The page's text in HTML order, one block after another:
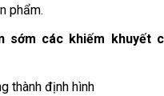
phẩm.
sớm các khiếm khuyết
thành định hình